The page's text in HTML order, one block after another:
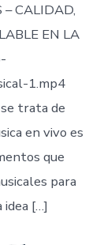
– CALIDAD,
EN LA
1.mp4
trata de
en vivo es
que
para
idea […]